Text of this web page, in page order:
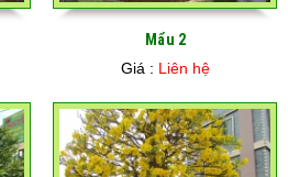
Mẩu 2
Giá : Liên hệ